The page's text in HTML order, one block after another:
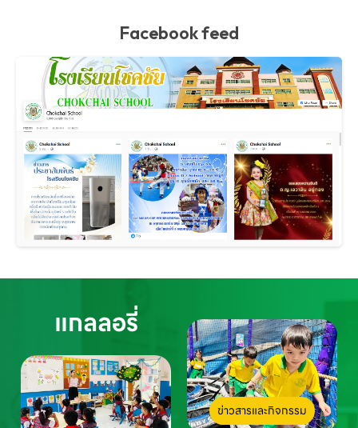
Facebook feed
แกลลอรี่
ข่าวสารและกิจกรรม